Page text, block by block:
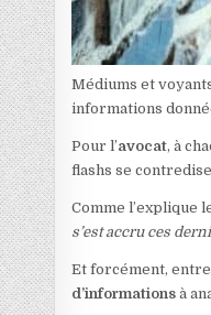
Médiums et
informations
Pour l’avocat, à
flashs se
Comme l’explique
s’est accru ces
Et forcément,
d’informationsà